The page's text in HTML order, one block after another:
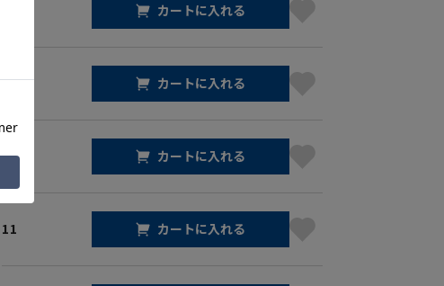
カートに入れる
07 カートに入れる
09 カートに入れる
11 カートに入れる